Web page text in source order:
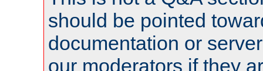
should be pointed
documentation or
our moderators if they